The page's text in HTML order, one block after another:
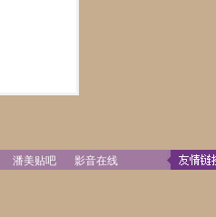
潘美贴吧 影音在线